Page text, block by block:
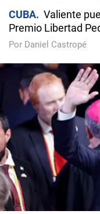
CUBA
Valiente
Premio Libertad
Por Daniel Castropé